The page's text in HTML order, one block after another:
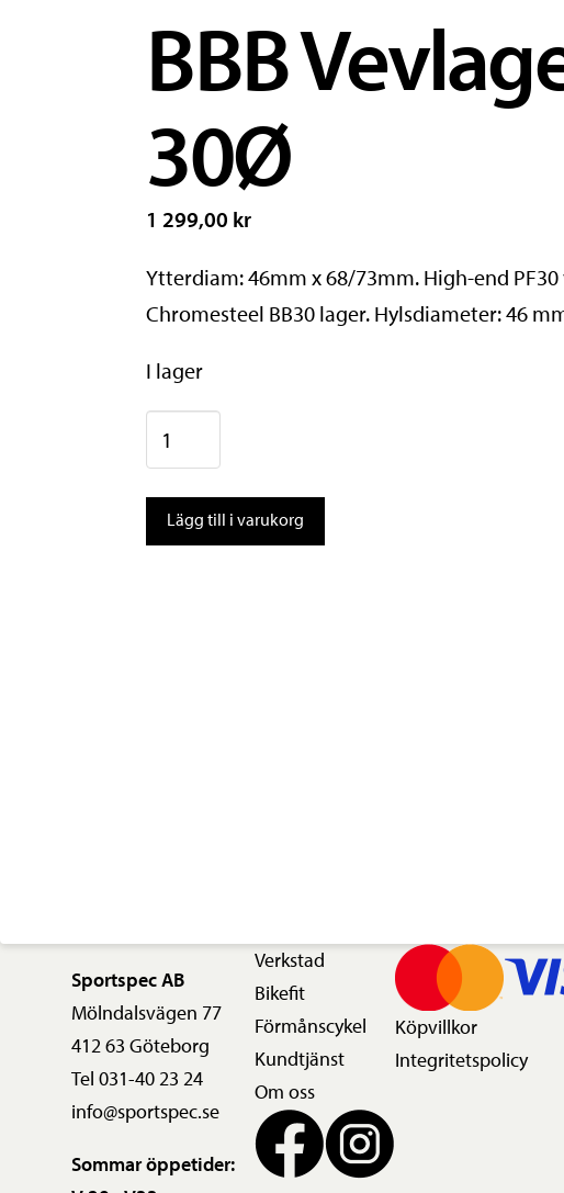
BBB
30Ø
1 299,00 kr
Ytterdiam: 46mm x 68/73mm. High-end
Chromesteel BB30 lager. Hylsdiameter: 46
I lager
BBB
Vevlager
BottomFit
PF30,
Lägg till i varukorg
Sportspec AB
Mölndalsvägen 77
412 63 Göteborg
Tel 031-40 23 24
info@sportspec.se
Sommar öppetider:
Verkstad
Bikefit
Förmånscykel
Kundtjänst
Om oss
Köpvillkor
Integritetspolicy